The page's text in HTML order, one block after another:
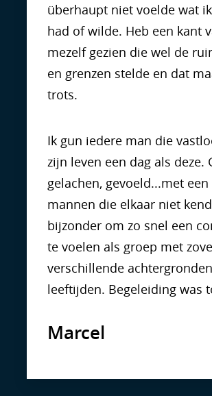
überhaupt niet voelde wat
had of wilde. Heb een kant
mezelf gezien die wel de
en grenzen stelde en dat
trots.
Ik gun iedere man die
zijn leven een dag als deze.
gelachen, gevoeld...met
mannen die elkaar niet
bijzonder om zo snel een
te voelen als groep met
verschillende
leeftijden. Begeleiding was
Marcel